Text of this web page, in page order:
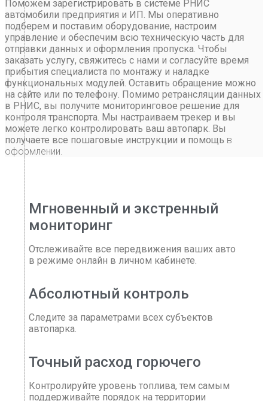
Поможем зарегистрировать в системе РНИС
автомобили предприятия и ИП. Мы оперативно
подберем и поставим оборудование, настроим
управление и обеспечим всю техническую часть для
отправки данных и оформления пропуска. Чтобы
заказать услугу, свяжитесь с нами и согласуйте время
прибытия специалиста по монтажу и наладке
функциональных модулей. Оставить обращение можно
на сайте или по телефону. Помимо ретрансляции данных
в РНИС, вы получите мониторинговое решение для
контроля транспорта. Мы настраиваем трекер и вы
можете легко контролировать ваш автопарк. Вы
получаете все пошаговые инструкции и помощь в
оформлении.
Мгновенный и экстренный
мониторинг
Отслеживайте все передвижения ваших авто
в режиме онлайн в личном кабинете.
Абсолютный контроль
Следите за параметрами всех субъектов
автопарка.
Точный расход горючего
Контролируйте уровень топлива, тем самым
поддерживайте порядок на территории